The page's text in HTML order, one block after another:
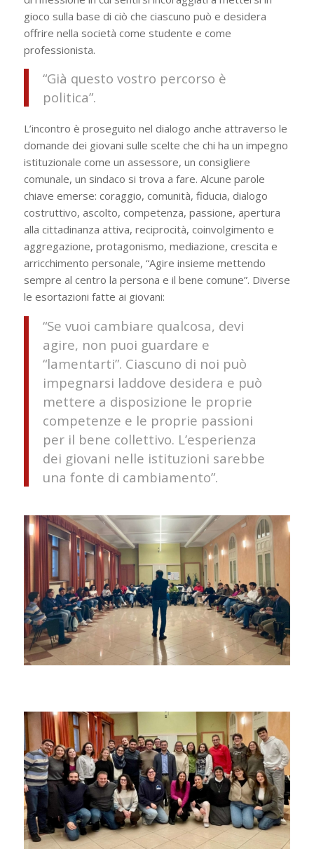
gioco sulla base di ciò che ciascuno può e desidera
offrire nella società come studente e come
professionista.
“Già questo vostro percorso è
politica”.
L’incontro è proseguito nel dialogo anche attraverso le
domande dei giovani sulle scelte che chi ha un impegno
istituzionale come un assessore, un consigliere
comunale, un sindaco si trova a fare. Alcune parole
chiave emerse: coraggio, comunità, fiducia, dialogo
costruttivo, ascolto, competenza, passione, apertura
alla cittadinanza attiva, reciprocità, coinvolgimento e
aggregazione, protagonismo, mediazione, crescita e
arricchimento personale, “Agire insieme mettendo
sempre al centro la persona e il bene comune”. Diverse
le esortazioni fatte ai giovani:
“Se vuoi cambiare qualcosa, devi
agire, non puoi guardare e
“lamentarti”. Ciascuno di noi può
impegnarsi laddove desidera e può
mettere a disposizione le proprie
competenze e le proprie passioni
per il bene collettivo. L’esperienza
dei giovani nelle istituzioni sarebbe
una fonte di cambiamento”.